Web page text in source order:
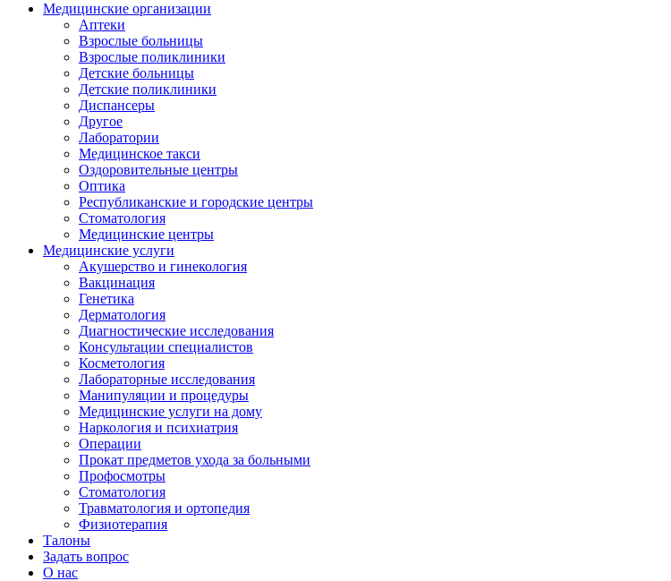
Медицинские организации
Аптеки
Взрослые больницы
Взрослые поликлиники
Детские больницы
Детские поликлиники
Диспансеры
Другое
Лаборатории
Медицинское такси
Оздоровительные центры
Оптика
Республиканские и городские центры
Стоматология
Медицинские центры
Медицинские услуги
Акушерство и гинекология
Вакцинация
Генетика
Дерматология
Диагностические исследования
Консультации специалистов
Косметология
Лабораторные исследования
Манипуляции и процедуры
Медицинские услуги на дому
Наркология и психиатрия
Операции
Прокат предметов ухода за больными
Профосмотры
Стоматология
Травматология и ортопедия
Физиотерапия
Талоны
Задать вопрос
О нас